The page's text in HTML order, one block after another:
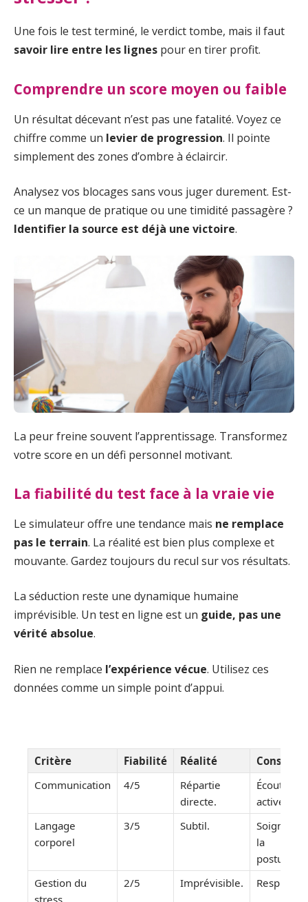
Une fois le test terminé, le verdict tombe, mais il faut
savoir lire entre les lignes pour en tirer profit.
Comprendre un score moyen ou faible
Un résultat décevant n’est pas une fatalité. Voyez ce
chiffre comme un levier de progression. Il pointe
simplement des zones d’ombre à éclaircir.
Analysez vos blocages sans vous juger durement. Est-
ce un manque de pratique ou une timidité passagère ?
Identifier la source est déjà une victoire.
La peur freine souvent l’apprentissage. Transformez
votre score en un défi personnel motivant.
La fiabilité du test face à la vraie vie
Le simulateur offre une tendance mais ne remplace
pas le terrain. La réalité est bien plus complexe et
mouvante. Gardez toujours du recul sur vos résultats.
La séduction reste une dynamique humaine
imprévisible. Un test en ligne est un guide, pas une
vérité absolue.
Rien ne remplace l’expérience vécue. Utilisez ces
données comme un simple point d’appui.
Critère Fiabilité Réalité
Conseil
Communication
4/5
Répartie
directe.
Écoute
active.
Langage
corporel
3/5 Subtil.
Soignez
la
posture.
Gestion du
stress
2/5 Imprévisible. Respirez.